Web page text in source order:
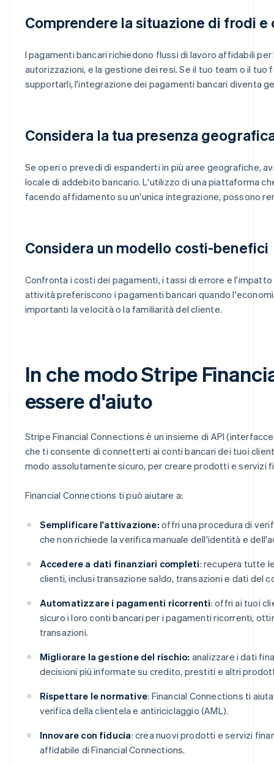
Comprendere la situazione di frodi
I pagamenti bancari richiedono flussi di lavoro affidabili
autorizzazioni, e la gestione dei resi. Se il tuo team o il
supportarli, l'integrazione dei pagamenti bancari diventa
Considera la tua presenza
Se operi o prevedi di espanderti in più aree geografiche,
locale di addebito bancario. L'utilizzo di una piattaforma
facendo affidamento su un'unica integrazione, possono
Considera un modello costi-benefici
Confronta i costi dei pagamenti, i tassi di errore e
attività preferiscono i pagamenti bancari quando
importanti la velocità o la familiarità del cliente.
In che modo Stripe
essere d'aiuto
Stripe Financial Connections è un insieme di API
che ti consente di connetterti ai conti bancari dei tuoi
modo assolutamente sicuro, per creare prodotti e servizi
Financial Connections ti può aiutare a:
Semplificare l'attivazione: offri una procedura di
che non richiede la verifica manuale dell'identità e
Accedere a dati finanziari completi: recupera tutte
clienti, inclusi transazione saldo, transazioni e dati del
Automatizzare i pagamenti ricorrenti: offri ai tuoi
sicuro i loro conti bancari per i pagamenti ricorrenti,
transazioni.
Migliorare la gestione del rischio: analizzare i dati
decisioni più informate su credito, prestiti e altri
Rispettare le normative: Financial Connections ti
verifica della clientela e antiriciclaggio (AML).
Innovare con fiducia: crea nuovi prodotti e servizi
affidabile di Financial Connections.